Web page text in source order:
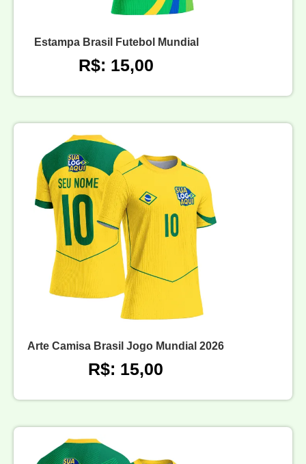
Estampa Brasil Futebol Mundial
R$: 15,00
Arte Camisa Brasil Jogo Mundial 2026
R$: 15,00